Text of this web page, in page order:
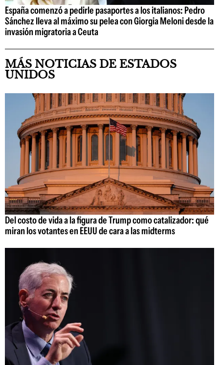
España comenzó a pedirle pasaportes a los italianos: Pedro
Sánchez lleva al máximo su pelea con Giorgia Meloni desde la
invasión migratoria a Ceuta
MÁS NOTICIAS DE ESTADOS
UNIDOS
Del costo de vida a la figura de Trump como catalizador: qué
miran los votantes en EEUU de cara a las midterms